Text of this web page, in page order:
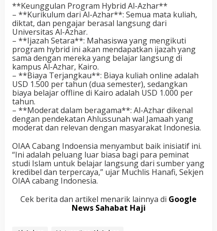
**Keunggulan Program Hybrid Al-Azhar**
– **Kurikulum dari Al-Azhar**: Semua mata kuliah,
diktat, dan pengajar berasal langsung dari
Universitas Al-Azhar.
– **Ijazah Setara**: Mahasiswa yang mengikuti
program hybrid ini akan mendapatkan ijazah yang
sama dengan mereka yang belajar langsung di
kampus Al-Azhar, Kairo.
– **Biaya Terjangkau**: Biaya kuliah online adalah
USD 1.500 per tahun (dua semester), sedangkan
biaya belajar offline di Kairo adalah USD 1.000 per
tahun.
– **Moderat dalam beragama**: Al-Azhar dikenal
dengan pendekatan Ahlussunah wal Jamaah yang
moderat dan relevan dengan masyarakat Indonesia.
OIAA Cabang Indoensia menyambut baik inisiatif ini.
“Ini adalah peluang luar biasa bagi para peminat
studi Islam untuk belajar langsung dari sumber yang
kredibel dan terpercaya,” ujar Muchlis Hanafi, Sekjen
OIAA cabang Indonesia.
Cek berita dan artikel menarik lainnya di Google
News Sahabat Haji